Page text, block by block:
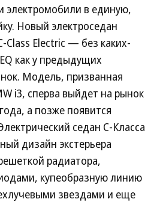
электромобили в единую,
Новый электроседан
Class Electric — без каких-
как у предыдущих
Модель, призванная
i3, сперва выйдет на рынок
а позже появится
седан C-Класса
дизайн экстерьера
радиатора,
купеобразную линию
звездами и еще